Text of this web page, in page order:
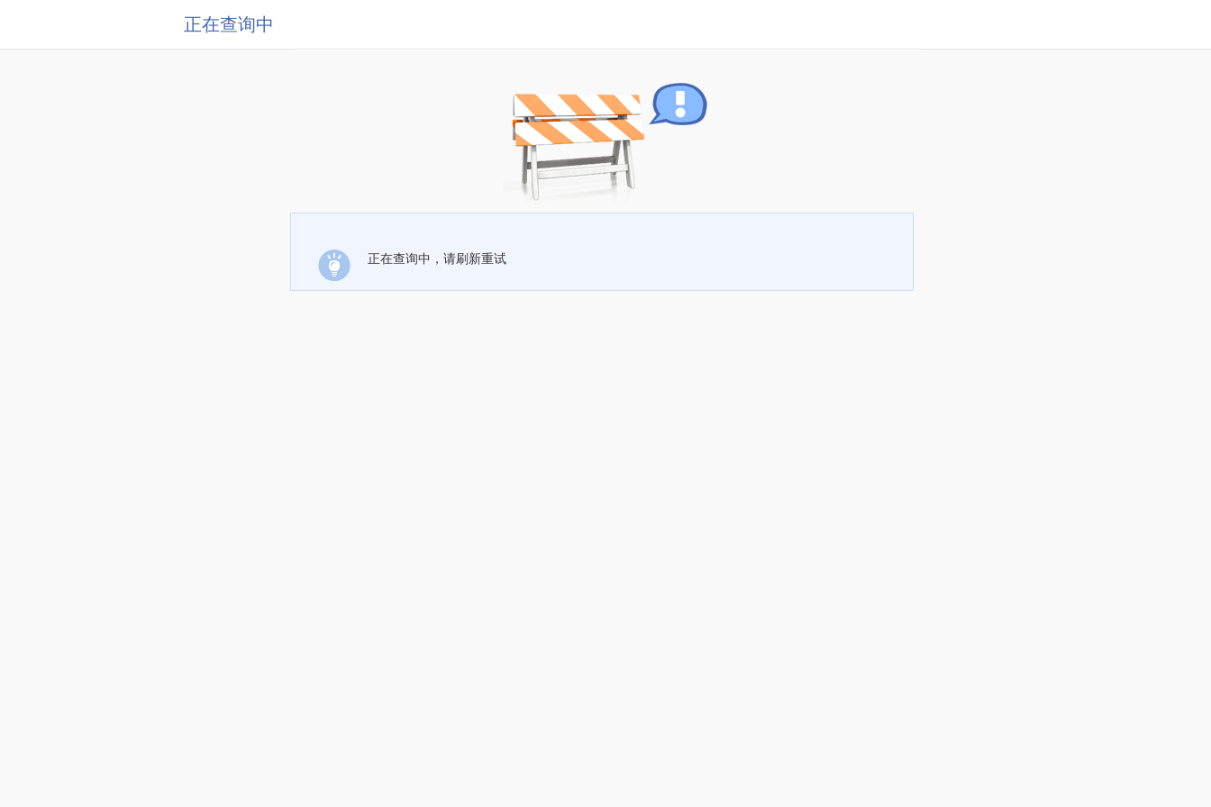
正在查询中
正在查询中，请刷新重试